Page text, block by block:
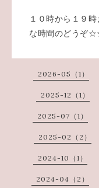
１０時から１９
な時間のどうぞ
2026-05（1）
2025-12（1）
2025-07（1）
2025-02（2）
2024-10（1）
2024-04（2）